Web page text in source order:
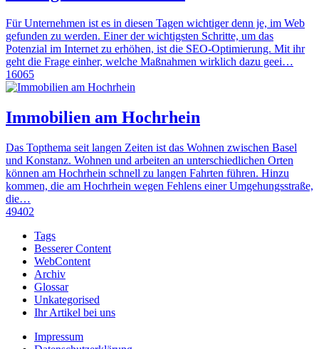
Für Unternehmen ist es in diesen Tagen wichtiger denn je, im Web
gefunden zu werden. Einer der wichtigsten Schritte, um das
Potenzial im Internet zu erhöhen, ist die SEO-Optimierung. Mit ihr
geht die Frage einher, welche Maßnahmen wirklich dazu geei…
16065
Immobilien am Hochrhein
Das Topthema seit langen Zeiten ist das Wohnen zwischen Basel
und Konstanz. Wohnen und arbeiten an unterschiedlichen Orten
können am Hochrhein schnell zu langen Fahrten führen. Hinzu
kommen, die am Hochrhein wegen Fehlens einer Umgehungsstraße,
die…
49402
Tags
Besserer Content
WebContent
Archiv
Glossar
Unkategorised
Ihr Artikel bei uns
Impressum